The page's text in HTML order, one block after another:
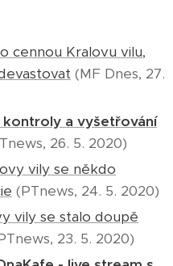
cennou Kralovu vilu,
(MF Dnes, 27.
kontroly a vyšetřování
26. 5. 2020)
vily se někdo
(PTnews, 24. 5. 2020)
vily se stalo doupě
23. 5. 2020)